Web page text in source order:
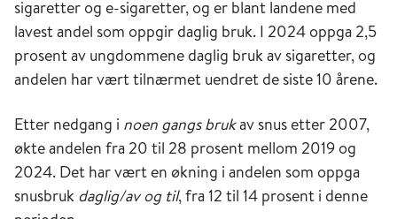
sigaretter og e-sigaretter, og er blant landene med
lavest andel som oppgir daglig bruk. I 2024 oppga 2,5
prosent av ungdommene daglig bruk av sigaretter, og
andelen har vært tilnærmet uendret de siste 10 årene.
Etter nedgang i noen gangs brukav snus etter 2007,
økte andelen fra 20 til 28 prosent mellom 2019 og
2024. Det har vært en økning i andelen som oppga
snusbruk daglig/av og til, fra 12 til 14 prosent i denne